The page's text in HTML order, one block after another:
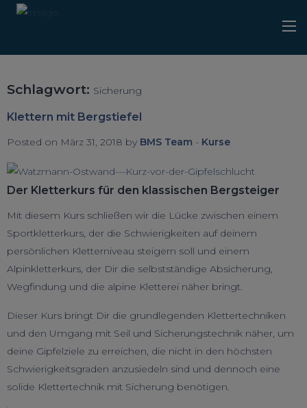
Schlagwort: Sicherung
Klettern mit Bergstiefel
Posted on März 31, 2018 by BMS Team - Kurse
Der Kletterkurs für den klassischen Bergsteiger
Mit diesem Kurs schließen wir die Lücke zwischen einem
Sportkletterkurs, der die Schwierigkeiten auf deinem
persönlichen Kletterniveau steigern soll und einem
Alpinkletterkurs, der Dir die selbstständige Absicherung,
Wegfindung und die alpine Kletterei näher bringt.
Dieser Kurs bringt Dir die grundlegenden Klettertechniken
und den Umgang mit Seil und Sicherungstechnik näher, um
deine Gipfelziele zu erreichen, die nicht in den höchsten
Schwierigkeitsgraden anzusiedeln sind und dennoch eine
solide Klettertechnik mit Sicherung benötigen.